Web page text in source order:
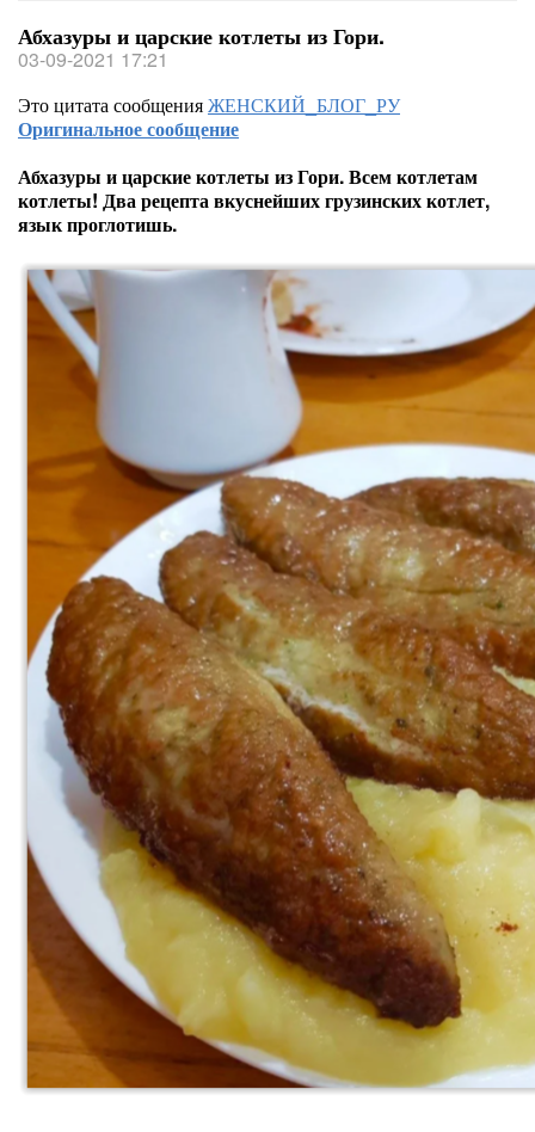
Абхазуры и царские котлеты из Гори.
03-09-2021 17:21
Это цитата сообщенияЖЕНСКИЙ_БЛОГ_РУ
Оригинальное сообщение
Абхазуры и царские котлеты из Гори. Всем котлетам
котлеты! Два рецепта вкуснейших грузинских котлет,
язык проглотишь.